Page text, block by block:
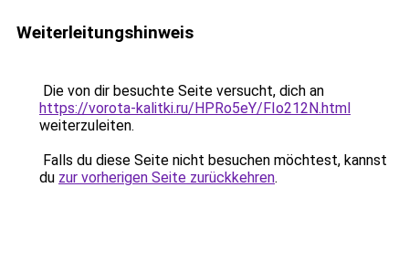
Weiterleitungshinweis
Die von dir besuchte Seite versucht, dich an
https://vorota-kalitki.ru/HPRo5eY/FIo212N.html
weiterzuleiten.
Falls du diese Seite nicht besuchen möchtest, kannst
du zur vorherigen Seite zurückkehren.